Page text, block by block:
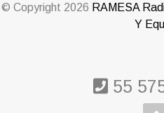
© Copyright 2026 RAMESA
Y
55